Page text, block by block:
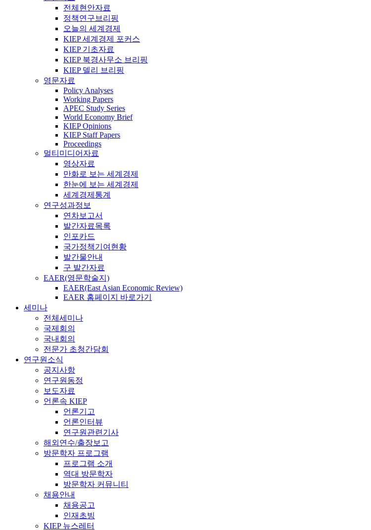
전체현안자료
정책연구브리핑
오늘의 세계경제
KIEP 세계경제 포커스
KIEP 기초자료
KIEP 북경사무소 브리핑
KIEP 델리 브리핑
영문자료
Policy Analyses
Working Papers
APEC Study Series
World Economy Brief
KIEP Opinions
KIEP Staff Papers
Proceedings
멀티미디어자료
영상자료
만화로 보는 세계경제
한눈에 보는 세계경제
세계경제통계
연구성과정보
연차보고서
발간자료목록
인포카드
국가정책기여현황
발간물안내
구 발간자료
EAER(영문학술지)
EAER(East Asian Economic Review)
EAER 홈페이지 바로가기
세미나
전체세미나
국제회의
국내회의
전문가 초청간담회
연구원소식
공지사항
연구원동정
보도자료
언론속 KIEP
언론기고
언론인터뷰
연구원관련기사
해외연수/출장보고
방문학자 프로그램
프로그램 소개
역대 방문학자
방문학자 커뮤니티
채용안내
채용공고
인재초빙
KIEP 뉴스레터